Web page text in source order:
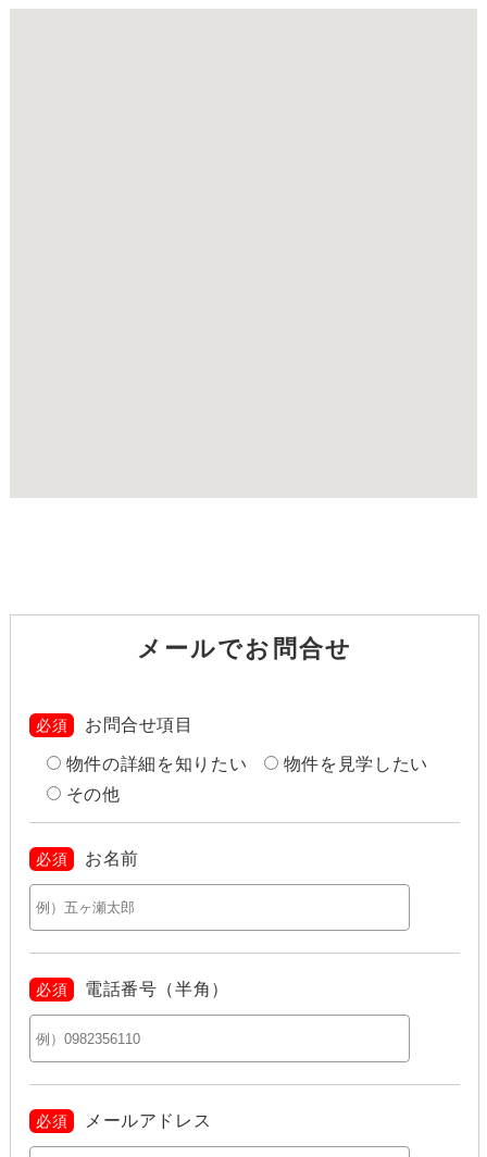
メールでお問合せ
必須 お問合せ項目
物件の詳細を知りたい
物件を見学したい
その他
必須 お名前
必須 電話番号（半角）
必須 メールアドレス